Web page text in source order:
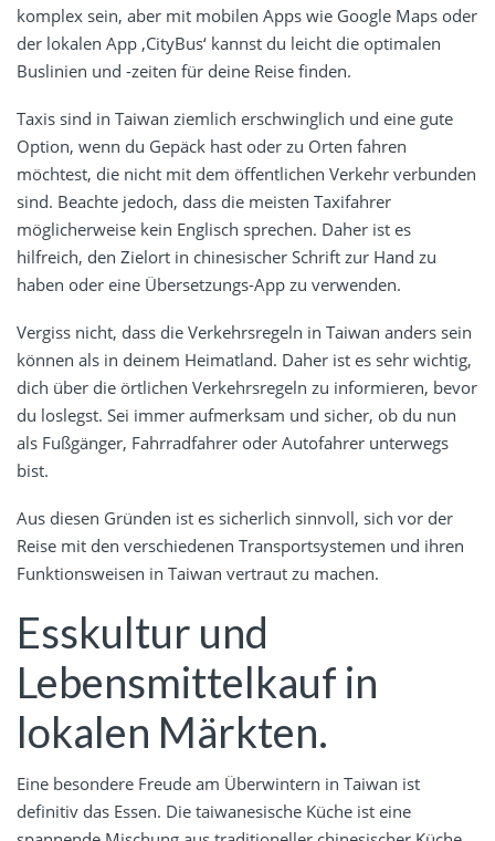
komplex sein, aber mit mobilen Apps wie Google Maps oder
der lokalen App ‚CityBus‘ kannst du leicht die optimalen
Buslinien und -zeiten für deine Reise finden.
Taxis sind in Taiwan ziemlich erschwinglich und eine gute
Option, wenn du Gepäck hast oder zu Orten fahren
möchtest, die nicht mit dem öffentlichen Verkehr verbunden
sind. Beachte jedoch, dass die meisten Taxifahrer
möglicherweise kein Englisch sprechen. Daher ist es
hilfreich, den Zielort in chinesischer Schrift zur Hand zu
haben oder eine Übersetzungs-App zu verwenden.
Vergiss nicht, dass die Verkehrsregeln in Taiwan anders sein
können als in deinem Heimatland. Daher ist es sehr wichtig,
dich über die örtlichen Verkehrsregeln zu informieren, bevor
du loslegst. Sei immer aufmerksam und sicher, ob du nun
als Fußgänger, Fahrradfahrer oder Autofahrer unterwegs
bist.
Aus diesen Gründen ist es sicherlich sinnvoll, sich vor der
Reise mit den verschiedenen Transportsystemen und ihren
Funktionsweisen in Taiwan vertraut zu machen.
Esskultur und
Lebensmittelkauf in
lokalen Märkten.
Eine besondere Freude am Überwintern in Taiwan ist
definitiv das Essen. Die taiwanesische Küche ist eine